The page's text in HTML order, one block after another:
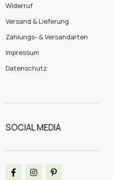
Widerruf
Versand & Lieferung
Zahlungs- & Versandarten
Impressum
Datenschutz
SOCIAL MEDIA